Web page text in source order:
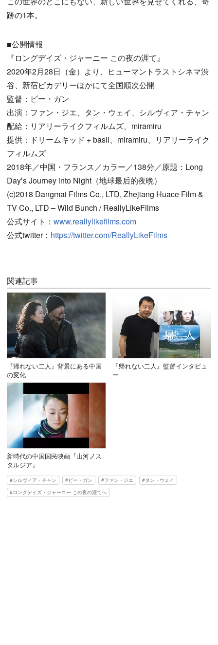
跡の1本。
■公開情報
『ロングデイズ・ジャーニー この夜の涯て』
2020年2月28日（金）より、ヒューマントラストシネマ渋
谷、新宿ピカデリーほかにて全国順次公開
監督：ビー・ガン
出演：ファン・ジエ、タン・ウェイ、シルヴィア・チャン
配給：リアリーライクフィルムズ、miramiru
提供：ドリームキッド + basil、miramiru、リアリーライク
フィルムズ
2018年／中国・フランス／カラー／138分／原題：Long
Dayʻs Journey into Night（地球最后的夜晩）
(c)2018 Dangmai Films Co., LTD, Zhejiang Huace Film &
TV Co., LTD – Wild Bunch / ReallyLikeFilms
公式サイト： www.reallylikefilms.com
公式twitter： https://twitter.com/ReallyLikeFilms
関連記事
『帰れない二人』背景にある中国
の変化
『帰れない二人』監督インタビュ
ー
新時代の中国国民映画『山河ノス
タルジア』
シルヴィア・チャン ビー・ガン ファン・ジエ
タン・ウェイ
ロングデイズ・ジャーニー この夜の涯てへ